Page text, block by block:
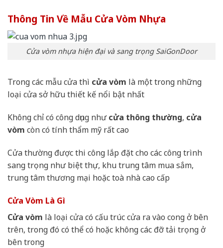
Thông Tin Về Mẫu Cửa Vòm Nhựa
Cửa vòm nhựa hiện đại và sang trọng SaiGonDoor
Trong các mẫu cửa thì cửa vòm là một trong những
loại cửa sở hữu thiết kế nổi bật nhất
Không chỉ có công dụng nhưcửa thông thường, cửa
vòm còn có tính thẩm mỹ rất cao
Cửa thường được thi công lắp đặt cho các công trình
sang trọng như biệt thự, khu trung tâm mua sắm,
trung tâm thương mại hoặc toà nhà cao cấp
Cửa Vòm Là Gì
Cửa vòm là loại cửa có cấu trúc cửa ra vào cong ở bên
trên, trong đó có thể có hoặc không các đỡ tải trọng ở
bên trong